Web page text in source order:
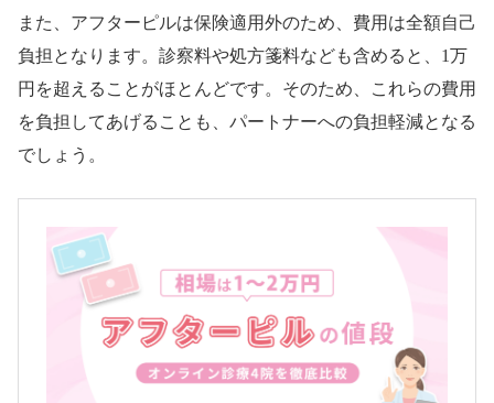
また、アフターピルは保険適用外のため、費用は全額自己
負担となります。診察料や処方箋料なども含めると、1万
円を超えることがほとんどです。そのため、これらの費用
を負担してあげることも、パートナーへの負担軽減となる
でしょう。